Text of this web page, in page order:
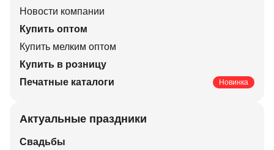
Новости компании
Купить оптом
Купить мелким оптом
Купить в розницу
Печатные каталоги
Новинка
Актуальные праздники
Свадьбы